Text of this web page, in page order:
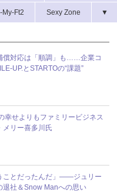
My-Ft2 Sexy Zone ▼
償対応は「順調」も……企業コ
UP.とSTARTOの“課題”
幸せよりもファミリービジネス
メリー喜多川氏
ことだったんだ」――ジュリー
退社＆Snow Manへの思い